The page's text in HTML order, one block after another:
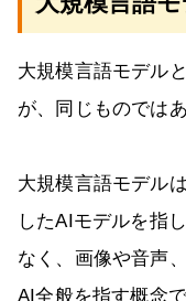
大規模言語モデル
が、同じものでは
大規模言語モデル
したAIモデルを指
なく、画像や音声
AI全般を指す概念で